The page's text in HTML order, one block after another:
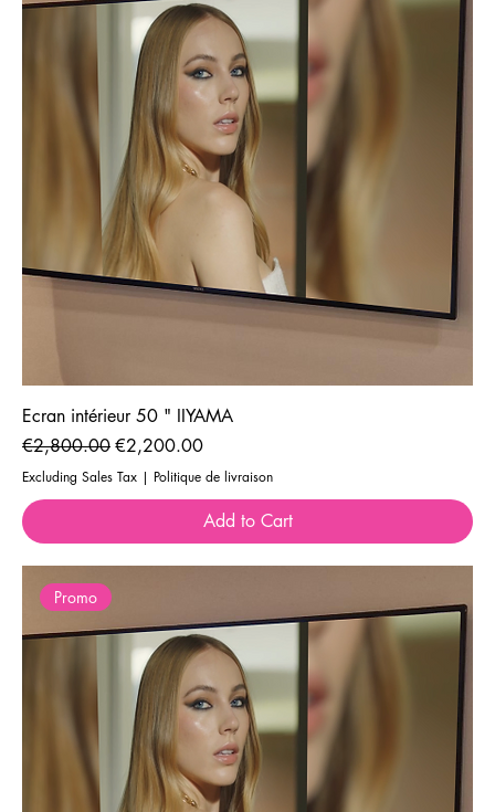
Ecran intérieur 50 " IIYAMA
Regular Price
€2,800.00Sale Price
€2,200.00
Excluding Sales Tax | Politique de livraison
Add to Cart
Promo